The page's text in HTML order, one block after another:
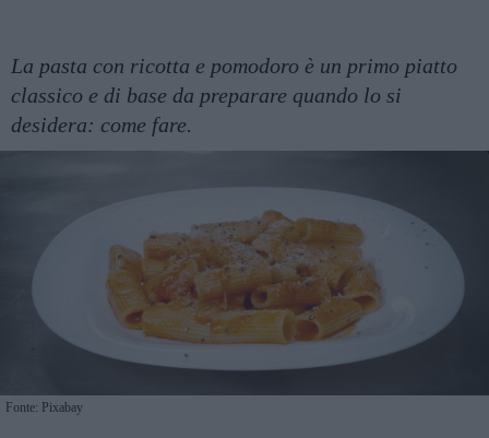
La pasta con ricotta e pomodoro è un primo piatto
classico e di base da preparare quando lo si
desidera: come fare.
Fonte: Pixabay